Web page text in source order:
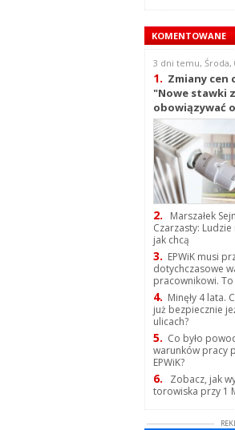
KOMENTOWANE
3 dni temu, Środa,
1. Zmiany cen
"Nowe stawki
obowiązywać
2.
Marszałek
Czarzasty:
jak chcą
3. EPWiK musi
dotychczasowe
pracownikowi. To
4. Minęły 4 lata.
już bezpiecznie
ulicach?
5. Co było
warunków pracy
EPWiK?
6.
Zobacz, jak
torowiska przy 1